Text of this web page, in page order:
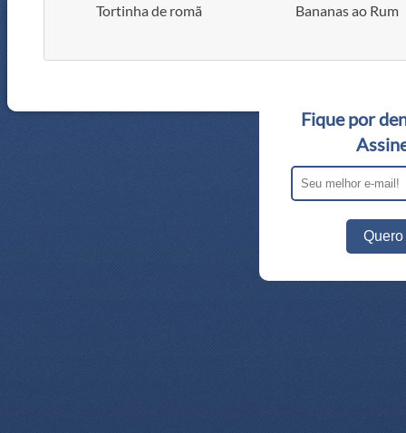
Tortinha de romã Bananas ao Rum
Fique por